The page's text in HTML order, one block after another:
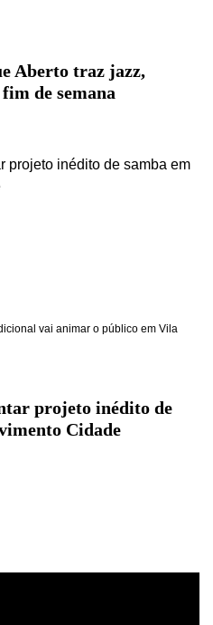
Aberto traz jazz,
de semana
vai animar o público em Vila
projeto inédito de
Cidade